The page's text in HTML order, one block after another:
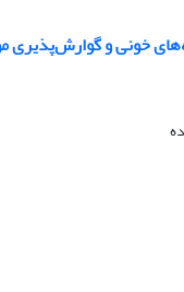
خونی و گوارش‌پذیری